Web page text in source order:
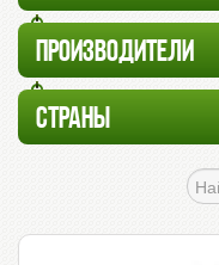
ПРОИЗВОДИТЕЛИ
СТРАНЫ